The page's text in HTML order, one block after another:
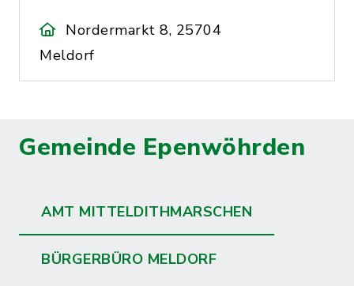
Nordermarkt 8, 25704
Meldorf
Gemeinde Epenwöhrden
AMT MITTELDITHMARSCHEN
BÜRGERBÜRO MELDORF